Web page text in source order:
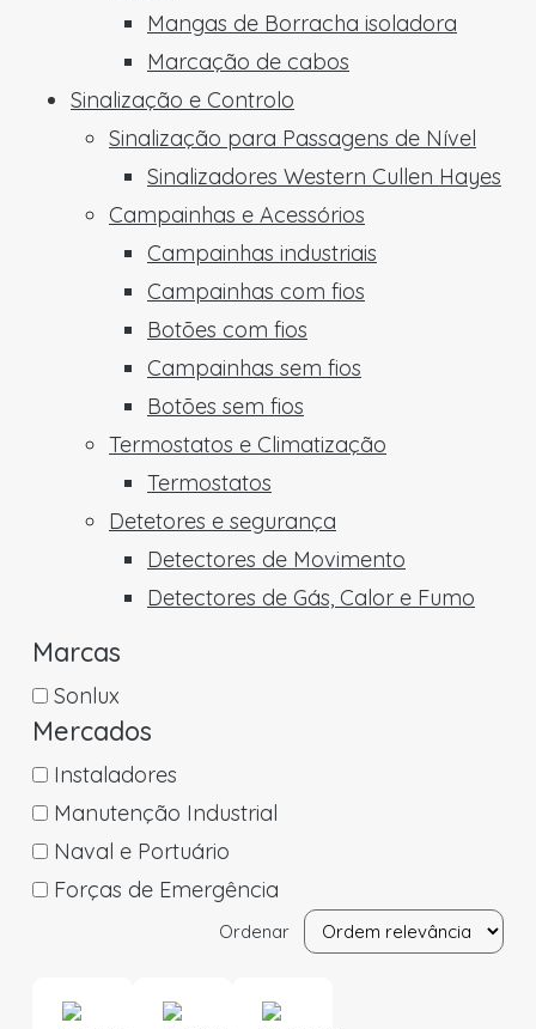
Mangas de Borracha isoladora
Marcação de cabos
Sinalização e Controlo
Sinalização para Passagens de Nível
Sinalizadores Western Cullen Hayes
Campainhas e Acessórios
Campainhas industriais
Campainhas com fios
Botões com fios
Campainhas sem fios
Botões sem fios
Termostatos e Climatização
Termostatos
Detetores e segurança
Detectores de Movimento
Detectores de Gás, Calor e Fumo
Marcas
Sonlux
Mercados
Instaladores
Manutenção Industrial
Naval e Portuário
Forças de Emergência
Ordenar